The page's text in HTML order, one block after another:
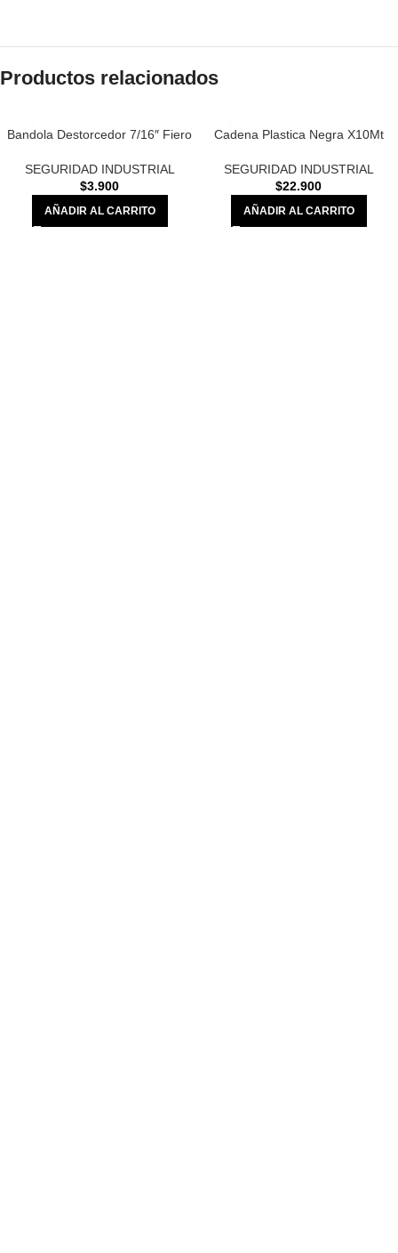
Productos relacionados
Bandola Destorcedor 7/16″ Fiero
SEGURIDAD INDUSTRIAL
$3.900
AÑADIR AL CARRITO
Cadena Plastica Negra X10Mt
SEGURIDAD INDUSTRIAL
$22.900
AÑADIR AL CARRITO